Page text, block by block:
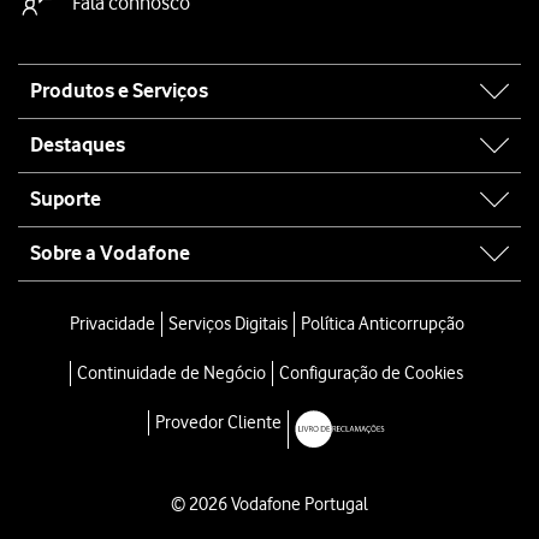
map
Produtos e Serviços
Destaques
Suporte
Sobre a Vodafone
Privacidade Serviços Digitais Política Anticorrupção
Continuidade de Negócio Configuração de Cookies
Provedor Cliente
© 2026 Vodafone Portugal